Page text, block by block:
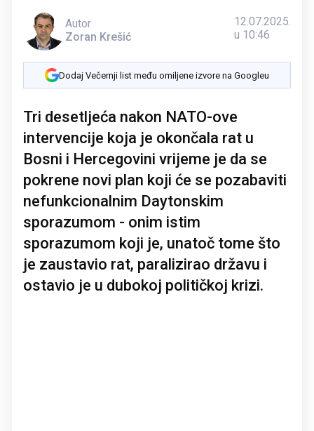
Autor
Zoran Krešić
12.07.2025.
u 10:46
Dodaj Večernji list među omiljene izvore na Googleu
Tri desetljeća nakon NATO-ove
intervencije koja je okončala rat u
Bosni i Hercegovini vrijeme je da se
pokrene novi plan koji će se pozabaviti
nefunkcionalnim Daytonskim
sporazumom - onim istim
sporazumom koji je, unatoč tome što
je zaustavio rat, paralizirao državu i
ostavio je u dubokoj političkoj krizi.